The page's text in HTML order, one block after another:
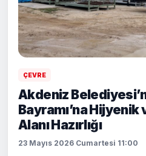
ÇEVRE
Akdeniz
Bayramı’na
Alanı Hazırlığı
23 Mayıs 2026 Cumartesi 11:00